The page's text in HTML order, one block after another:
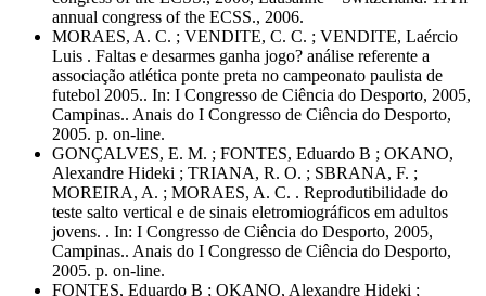
annual congress of the ECSS., 2006.
MORAES, A. C. ; VENDITE, C. C. ; VENDITE, Laércio
Luis . Faltas e desarmes ganha jogo? análise referente a
associação atlética ponte preta no campeonato paulista de
futebol 2005.. In: I Congresso de Ciência do Desporto, 2005,
Campinas.. Anais do I Congresso de Ciência do Desporto,
2005. p. on-line.
GONÇALVES, E. M. ; FONTES, Eduardo B ; OKANO,
Alexandre Hideki ; TRIANA, R. O. ; SBRANA, F. ;
MOREIRA, A. ; MORAES, A. C. . Reprodutibilidade do
teste salto vertical e de sinais eletromiográficos em adultos
jovens. . In: I Congresso de Ciência do Desporto, 2005,
Campinas.. Anais do I Congresso de Ciência do Desporto,
2005. p. on-line.
FONTES, Eduardo B ; OKANO, Alexandre Hideki ;